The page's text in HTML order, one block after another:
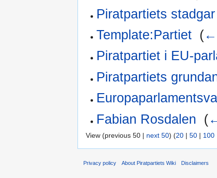
Piratpartiets
Template:Partiet (
Piratpartiet i EU-
Piratpartiets
Fabian Rosdalen (
View (previous 50 | next 50) (20 | 50 | 100
Privacy policy About Piratpartiets Wiki Disclaimers